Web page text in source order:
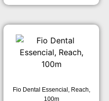
Fio Dental Essencial, Reach,
100m